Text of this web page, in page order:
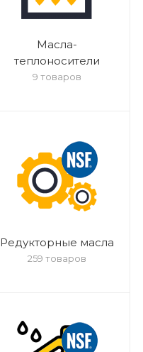
Масла-
теплоносители
9 товаров
Редукторные масла
259 товаров